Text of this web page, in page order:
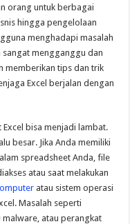
orang untuk berbagai
hingga pengelolaan
menghadapi masalah
sangat mengganggu dan
memberikan tips dan trik
Excel berjalan dengan
bisa menjadi lambat.
besar. Jika Anda memiliki
spreadsheet Anda, file
atau saat melakukan
atau sistem operasi
Masalah seperti
malware, atau perangkat